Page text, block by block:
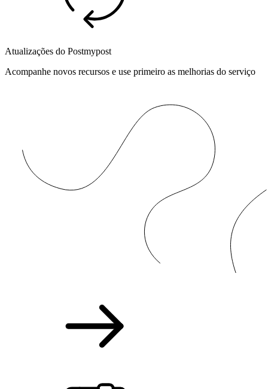
Atualizações do Postmypost
Acompanhe novos recursos e use primeiro as melhorias do serviço